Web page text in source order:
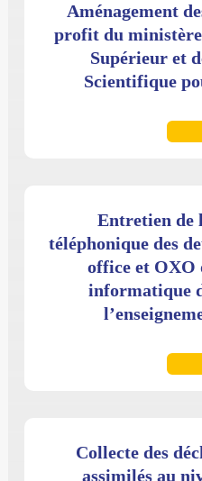
Aménagement
profit du ministère
Supérieur et
Scientifique
Entretien de
téléphonique des
office et OXO
informatique
Collecte des
assimilés au